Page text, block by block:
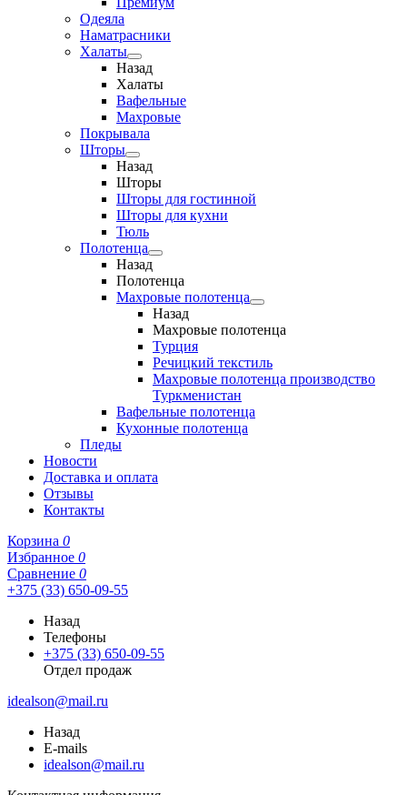
Одеяла
Наматрасники
Халаты
Назад
Халаты
Вафельные
Махровые
Покрывала
Шторы
Назад
Шторы
Шторы для гостинной
Шторы для кухни
Тюль
Полотенца
Назад
Полотенца
Махровые полотенца
Назад
Махровые полотенца
Турция
Речицкий текстиль
Махровые полотенца производство
Туркменистан
Вафельные полотенца
Кухонные полотенца
Пледы
Новости
Доставка и оплата
Отзывы
Контакты
Корзина 0
Избранное 0
Сравнение 0
+375 (33) 650-09-55
Назад
Телефоны
+375 (33) 650-09-55
Отдел продаж
idealson@mail.ru
Назад
E-mails
idealson@mail.ru